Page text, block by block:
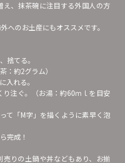
え、抹茶碗に注目する外国人の方
へのお土産にもオススメです。
捨てる。
：約2グラム）
入れる。
注ぐ。（お湯：約60ｍｌを目安
て「M字」を描くように素早く泡
完成！
りの土鍋や丼などもあり、お揃